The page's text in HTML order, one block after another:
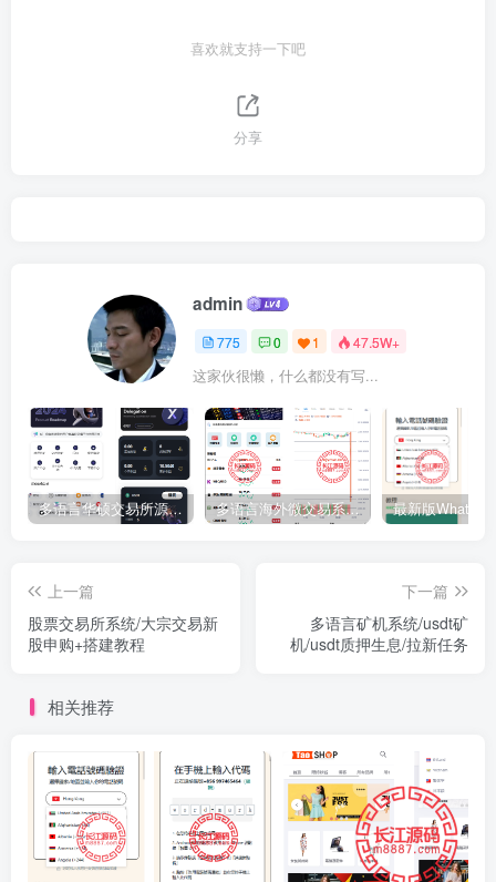
喜欢就支持一下吧
分享
admin
775 0 1 47.5W+
这家伙很懒，什么都没有写...
多语言华硕交易所源码/手机端uniapp电脑端vue.支持秒合约/币币/国际黄金/U本位合约/DeFi挖矿 多语言海外微交易系统源码/虚拟币黄金期货外汇微盘
上一篇
股票交易所系统/大宗交易新
股申购+搭建教程
下一篇
多语言矿机系统/usdt矿
机/usdt质押生息/拉新任务
相关推荐